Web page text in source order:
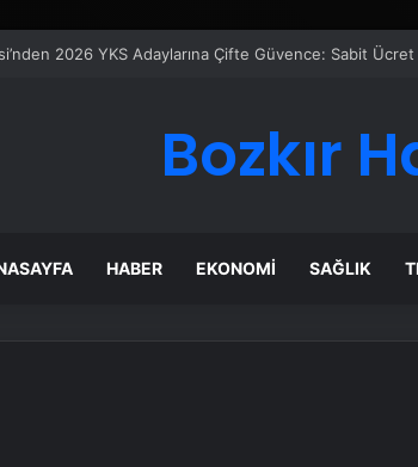
2026 YKS Adaylarına Çifte Güvence: Sabit
Bozkır
HABER EKONOMI SAĞLIK